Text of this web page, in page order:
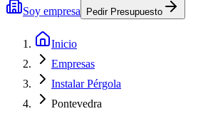
Soy empresa Pedir Presupuesto
Inicio
Empresas
Instalar Pérgola
Pontevedra